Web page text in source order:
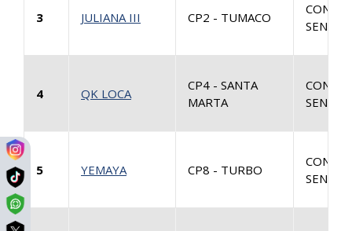
3 JULIANA III CP2 - TUMACO
4 QK LOCA
CP4 - SANTA
MARTA
5 YEMAYA CP8 - TURBO